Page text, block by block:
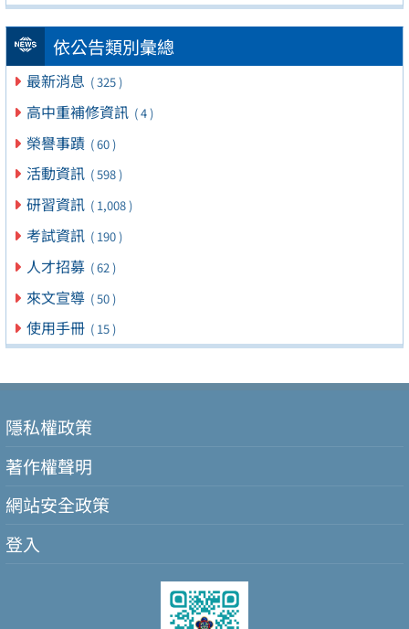
依公告類別彙總
最新消息 ( 325 )
高中重補修資訊 ( 4 )
榮譽事蹟 ( 60 )
活動資訊 ( 598 )
研習資訊 ( 1,008 )
考試資訊 ( 190 )
人才招募 ( 62 )
來文宣導 ( 50 )
使用手冊 ( 15 )
隱私權政策
著作權聲明
網站安全政策
登入